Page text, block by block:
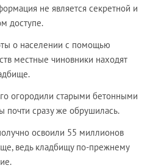
не является секретной и
доступе.
о населении с помощью
местные чиновники находят
огородили старыми бетонными
почти сразу же обрушилась.
освоили 55 миллионов
ведь кладбищу по-прежнему